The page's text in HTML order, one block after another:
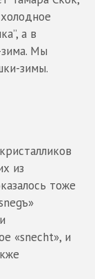
а в
Мы
зимы.
из
тоже
«snecht», и